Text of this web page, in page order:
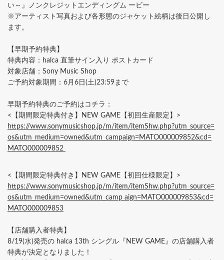
い～』ノンクレジットエンディングム ービー
※アーティスト写真および各形態のジャケット絵柄は後日公開し
ます。
【早期予約特典】
特典内容：halca 直筆サイン入り ポストカード
対象店舗：Sony Music Shop
ご予約対象期間：6月6日(土)23:59まで
早期予約特典のご予約はコチラ：
<【期間限定特典付き】NEW GAME【初回生産限定】>
https://www.sonymusicshop.jp/m/item/itemShw.php?utm_source=
os&utm_medium=owned&utm_campaign=MATO000009852&cd=
MATO000009852
<【期間限定特典付き】NEW GAME【初回仕様限定】>
https://www.sonymusicshop.jp/m/item/itemShw.php?utm_source=
os&utm_medium=owned&utm_camp aign=MATO000009853&cd=
MATO000009853
【店舗購入者特典】
8/19(水)発売の halca 13th シングル『NEW GAME』の店舗購入者
特典が決定となりました！